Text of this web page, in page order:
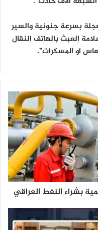
بسرعة جنونية والسير
العبث بالهاتف النقال
او المسكرات”.
بشراء النفط العراقي